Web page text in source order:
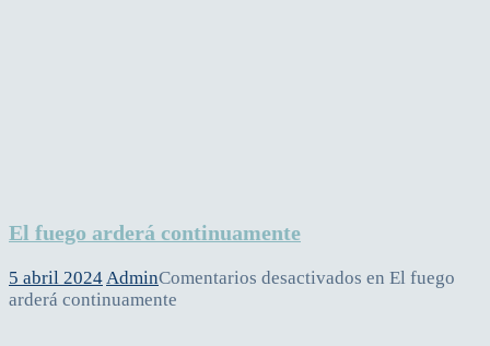
El fuego arderá continuamente
5 abril 2024AdminComentarios desactivados en El fuego
arderá continuamente